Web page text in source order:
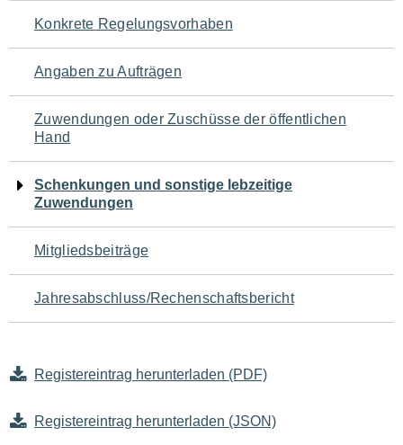
Seiteninhalt
Konkrete Regelungsvorhaben
Angaben zu Aufträgen
Zuwendungen oder Zuschüsse der öffentlichen
Hand
Schenkungen und sonstige lebzeitige
Zuwendungen
Mitgliedsbeiträge
Jahresabschluss/Rechenschaftsbericht
Registereintrag herunterladen (PDF)
Registereintrag herunterladen (JSON)